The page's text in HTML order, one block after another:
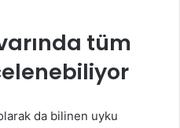
tüm
da bilinen uyku